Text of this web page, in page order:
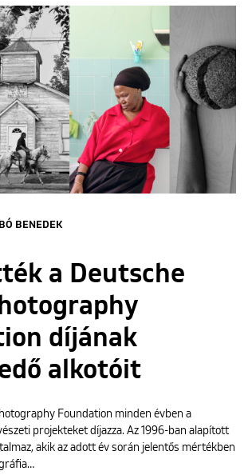
Rólunk
ENGLISH
BENEDEK
a Deutsche
díjának
alkotóit
Foundation minden évben a
projekteket díjazza. Az 1996-ban alapított
akik az adott év során jelentős mértékben